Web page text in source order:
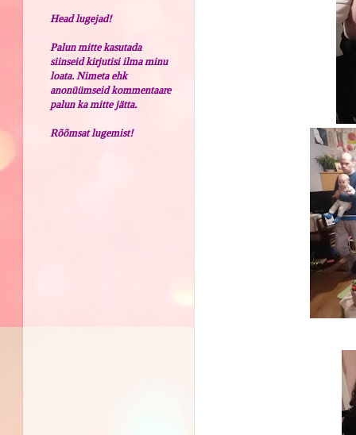
Head lugejad!
Palun mitte kasutada
siinseid kirjutisi ilma minu
loata. Nimeta ehk
anonüümseid kommentaare
palun ka mitte jätta.
Rõõmsat lugemist!